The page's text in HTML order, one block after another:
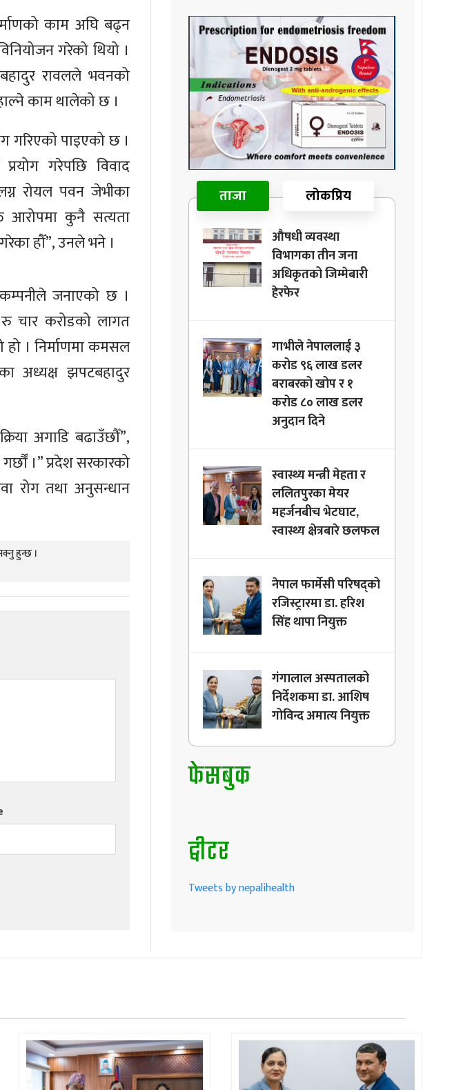
काम अघि बढ्न
गरेको थियो ।
रावलले भवनको
काम थालेको छ ।
गरिएको पाइएको छ ।
प्रयोग गरेपछि विवाद
रोयल पवन जेभीका
आरोपमा कुनै सत्यता
हौँ”, उनले भने ।
जनाएको छ ।
चार करोडको लागत
। निर्माणमा कमसल
अध्यक्ष झपटबहादुर
अगाडि बढाउँछौँ”,
।” प्रदेश सरकारको
रोग तथा अनुसन्धान
हुन्छ ।
ताजा लोकप्रिय
औषधी व्यवस्था
विभागका तीन जना
अधिकृतको जिम्मेबारी
हेरफेर
गाभीले नेपाललाई ३
करोड ९६ लाख डलर
बराबरको खोप र १
करोड ८० लाख डलर
अनुदान दिने
स्वास्थ्य मन्त्री मेहता र
ललितपुरका मेयर
महर्जनबीच भेटघाट,
स्वास्थ्य क्षेत्रबारे छलफल
नेपाल फार्मेसी परिषद्को
रजिस्ट्रारमा डा. हरिश
सिंह थापा नियुक्त
गंगालाल अस्पतालको
निर्देशकमा डा. आशिष
गोविन्द अमात्य नियुक्त
फेसबुक
ट्वीटर
Tweets by nepalihealth